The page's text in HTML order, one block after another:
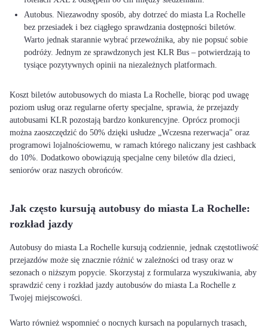
Autobus. Niezawodny sposób, aby dotrzeć do miasta La Rochelle
bez przesiadek i bez ciągłego sprawdzania dostępności biletów.
Warto jednak starannie wybrać przewoźnika, aby nie popsuć sobie
podróży. Jednym ze sprawdzonych jest KLR Bus – potwierdzają to
tysiące pozytywnych opinii na niezależnych platformach.
Koszt biletów autobusowych do miasta La Rochelle, biorąc pod uwagę
poziom usług oraz regularne oferty specjalne, sprawia, że przejazdy
autobusami KLR pozostają bardzo konkurencyjne. Oprócz promocji
można zaoszczędzić do 50% dzięki usłudze „Wczesna rezerwacja" oraz
programowi lojalnościowemu, w ramach którego naliczany jest cashback
do 10%. Dodatkowo obowiązują specjalne ceny biletów dla dzieci,
seniorów oraz naszych obrońców.
Jak często kursują autobusy do miasta La Rochelle:
rozkład jazdy
Autobusy do miasta La Rochelle kursują codziennie, jednak częstotliwość
przejazdów może się znacznie różnić w zależności od trasy oraz w
sezonach o niższym popycie. Skorzystaj z formularza wyszukiwania, aby
sprawdzić ceny i rozkład jazdy autobusów do miasta La Rochelle z
Twojej miejscowości.
Warto również wspomnieć o nocnych kursach na popularnych trasach,